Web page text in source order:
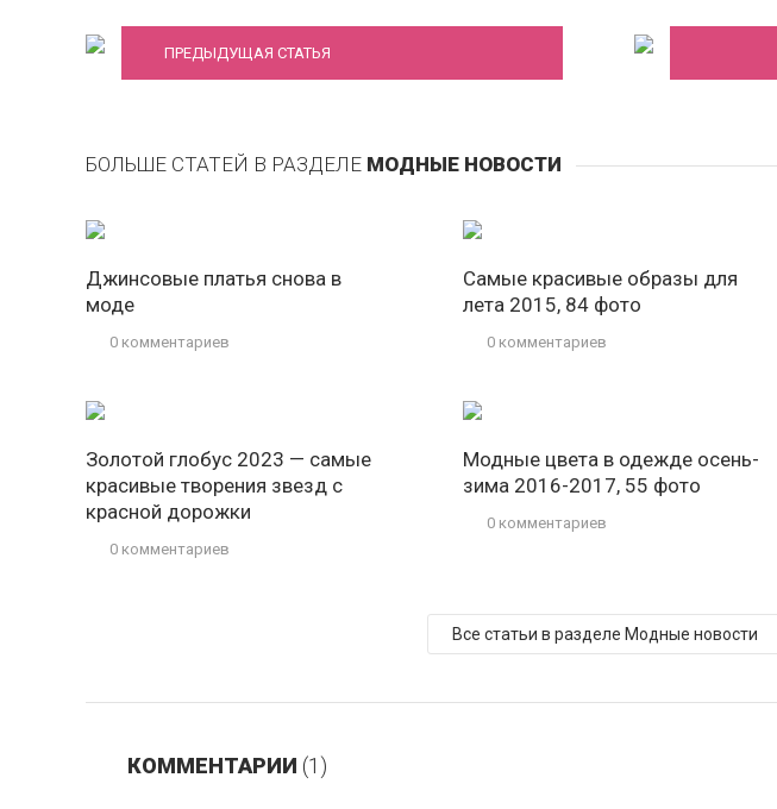
ПРЕДЫДУЩАЯ СТАТЬЯ
БОЛЬШЕ СТАТЕЙ В РАЗДЕЛЕ МОДНЫЕ НОВОСТИ
Джинсовые платья снова в
моде
0 комментариев
Самые красивые образы для
лета 2015, 84 фото
0 комментариев
Золотой глобус 2023 — самые
красивые творения звезд с
красной дорожки
0 комментариев
Модные цвета в одежде осень-
зима 2016-2017, 55 фото
0 комментариев
Все статьи в разделе Модные новости
КОММЕНТАРИИ (1)